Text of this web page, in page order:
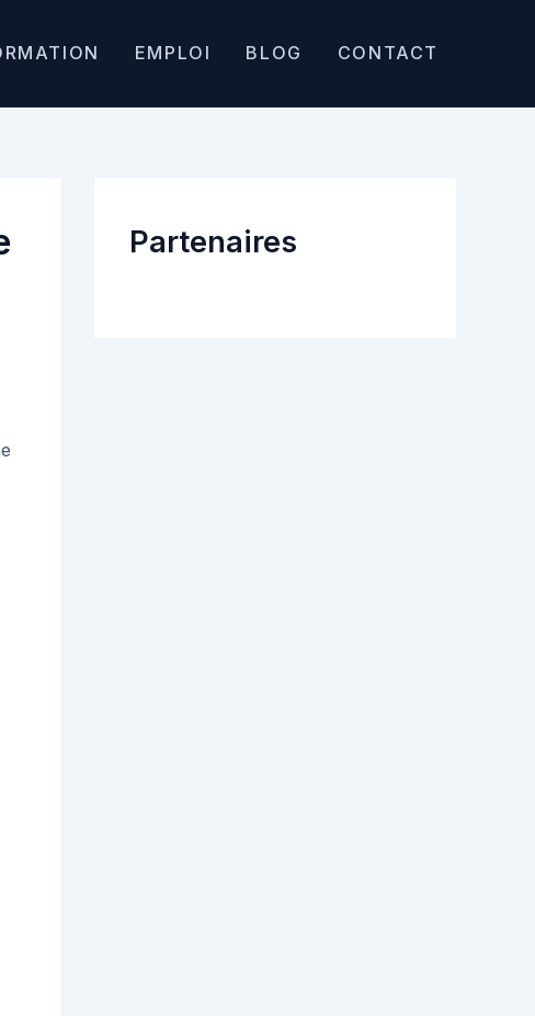
EMPLOI BLOG CONTACT
Partenaires